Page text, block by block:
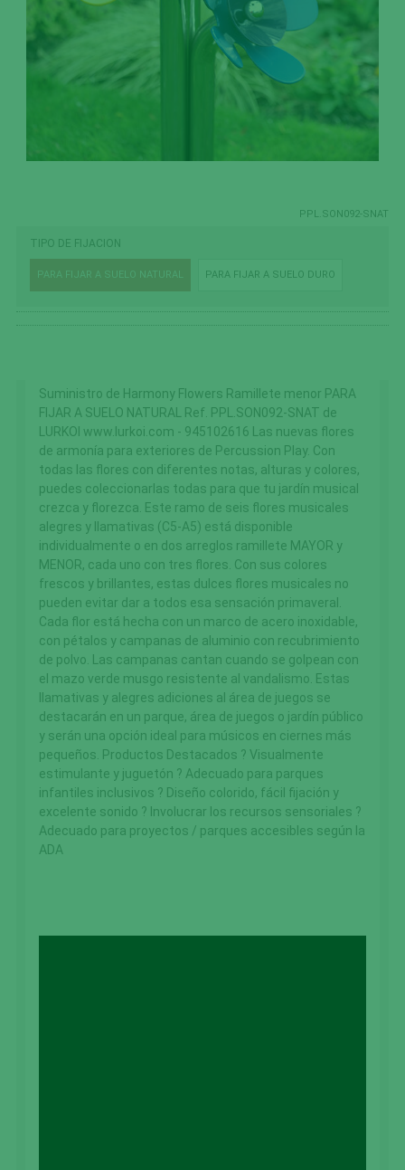
PPL.SON092-SNAT
TIPO DE FIJACION
PARA FIJAR A SUELO NATURAL PARA FIJAR A SUELO DURO
Suministro de Harmony Flowers Ramillete menor PARA
FIJAR A SUELO NATURAL Ref. PPL.SON092-SNAT de
LURKOI www.lurkoi.com - 945102616 Las nuevas flores
de armonía para exteriores de Percussion Play. Con
todas las flores con diferentes notas, alturas y colores,
puedes coleccionarlas todas para que tu jardín musical
crezca y florezca. Este ramo de seis flores musicales
alegres y llamativas (C5-A5) está disponible
individualmente o en dos arreglos ramillete MAYOR y
MENOR, cada uno con tres flores. Con sus colores
frescos y brillantes, estas dulces flores musicales no
pueden evitar dar a todos esa sensación primaveral.
Cada flor está hecha con un marco de acero inoxidable,
con pétalos y campanas de aluminio con recubrimiento
de polvo. Las campanas cantan cuando se golpean con
el mazo verde musgo resistente al vandalismo. Estas
llamativas y alegres adiciones al área de juegos se
destacarán en un parque, área de juegos o jardín público
y serán una opción ideal para músicos en ciernes más
pequeños. Productos Destacados ? Visualmente
estimulante y juguetón ? Adecuado para parques
infantiles inclusivos ? Diseño colorido, fácil fijación y
excelente sonido ? Involucrar los recursos sensoriales ?
Adecuado para proyectos / parques accesibles según la
ADA